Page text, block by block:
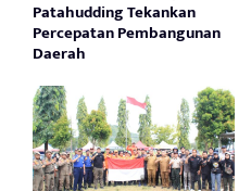
Patahudding Tekankan
Percepatan Pembangunan
Daerah